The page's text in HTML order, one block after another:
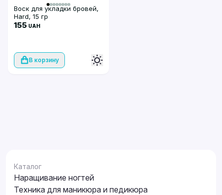
Воск для укладки бровей,
Hard, 15 гр
155 UAH
В корзину
Каталог
Наращивание ногтей
Техника для маникюра и педикюра